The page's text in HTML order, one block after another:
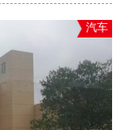
汽车